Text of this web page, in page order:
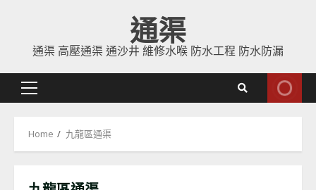
content
通渠
通渠 高壓通渠 通沙井 維修水喉 防水工程 防水防漏
Primary
Home 九龍區通渠